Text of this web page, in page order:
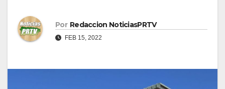
Por Redaccion NoticiasPRTV
FEB 15, 2022